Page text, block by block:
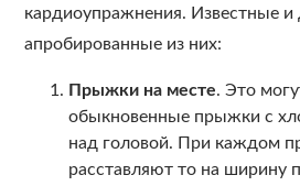
кардиоупражнения. Известные и
апробированные из них:
Прыжки на месте. Это
обыкновенные прыжки с
над головой. При каждом
расставляют то на ширину